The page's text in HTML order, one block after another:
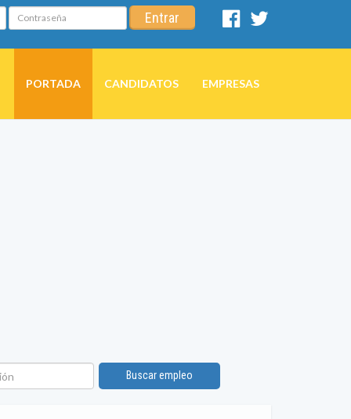
Contraseña Entrar
Facebook
PORTADA CANDIDATOS EMPRESAS
Buscar empleo